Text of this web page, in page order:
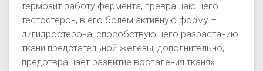
термозит работу фермента, превращающего
тестостерон, в его болем активную форму –
дигидростерона, способствующего разрастанию
ткани предстательной железы, дополнительно,
предотвращает развитие воспаления тканях